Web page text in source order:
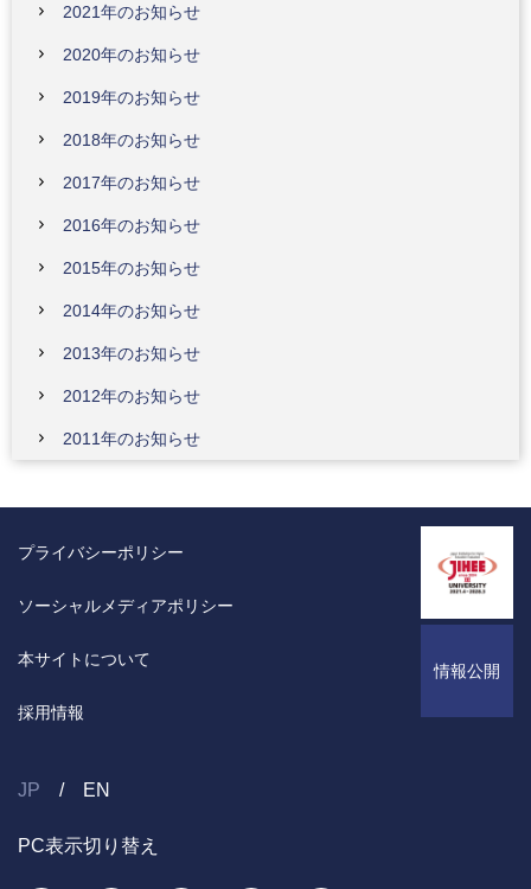
2021年のお知らせ
2020年のお知らせ
2019年のお知らせ
2018年のお知らせ
2017年のお知らせ
2016年のお知らせ
2015年のお知らせ
2014年のお知らせ
2013年のお知らせ
2012年のお知らせ
2011年のお知らせ
情報公開
プライバシーポリシー
ソーシャルメディアポリシー
本サイトについて
採用情報
JP EN
PC表示切り替え